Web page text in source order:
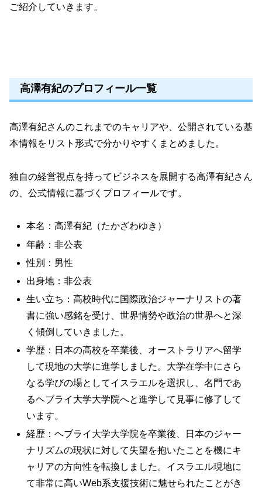
ご紹介していきます。
高澤有紀のプロフィール一覧
高澤有紀さんのこれまでのキャリアや、公開されている基
本情報をリスト形式で分かりやすくまとめました。
独自の経営視点を持ってビジネスを展開する高澤有紀さん
の、公式情報に基づくプロフィールです。
本名：高澤有紀（たかざわゆき）
年齢：非公表
性別：男性
出身地：非公表
生い立ち：高校時代に国際政治ジャーナリストの著
書に強い感銘を受け、世界情勢や政治の世界へと深
く傾倒していきました。
学歴：日本の高校を卒業後、オーストラリアへ留学
して現地の大学に進学しました。大学在学中にさら
なる学びの場としてイスラエルを選択し、名門であ
るヘブライ大学大学院へと進学して見事に修了して
います。
経歴：ヘブライ大学大学院を卒業後、日本のジャー
ナリズムの現状に対して失望を抱いたことを機にキ
ャリアの方向性を転換しました。イスラエル現地に
て非常に高いWeb系支援技術に魅せられたことがき